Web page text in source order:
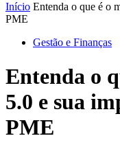
Início Entenda o que é o
PME
Gestão e Finanças
Entenda o
5.0 e sua
PME